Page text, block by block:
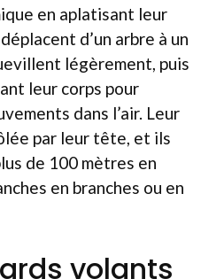
en aplatisant leur
d’un arbre à un
légèrement, puis
leur corps pour
dans l’air. Leur
par leur tête, et ils
de 100 mètres en
en branches ou en
volants